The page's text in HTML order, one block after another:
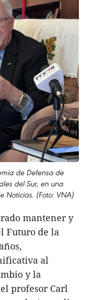
de Defensa de
del Sur, en una
Noticias. (Foto: VNA)
mantener y
Futuro de la
al
y la
profesor Carl